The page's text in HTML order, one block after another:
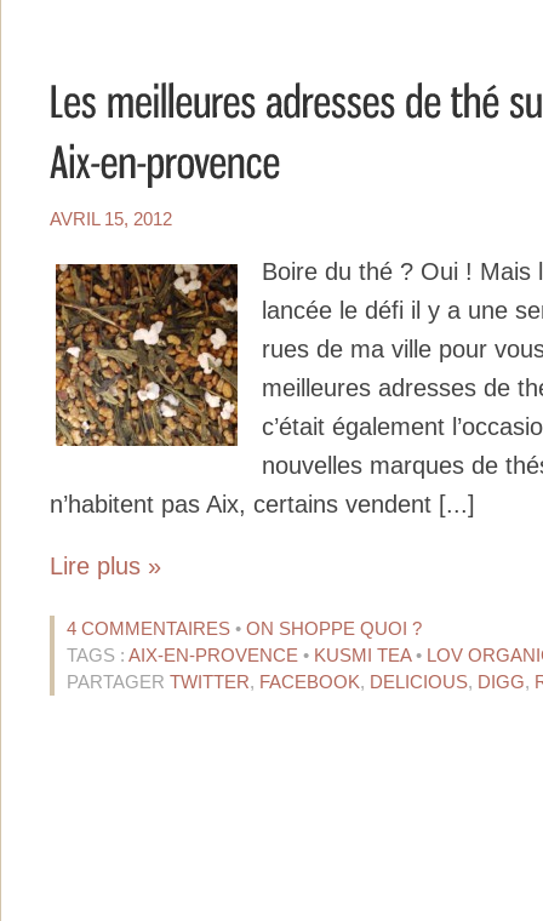
AVRIL 15, 2012
Boire du thé ? Oui ! Mais
lancée le défi il y a une
rues de ma ville pour
meilleures adresses de
c’était également
nouvelles marques de
n’habitent pas Aix, certains vendent [...]
Lire plus »
4 COMMENTAIRES • ON SHOPPE QUOI ?
TAGS : AIX-EN-PROVENCE • KUSMI TEA• LOV
PARTAGER TWITTER, FACEBOOK, DELICIOUS, DIGG,